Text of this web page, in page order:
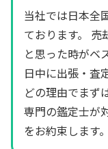
当社では日本全
ております。 売
と思った時がベ
日中に出張・査
どの理由でまず
専門の鑑定士が
をお約束します。